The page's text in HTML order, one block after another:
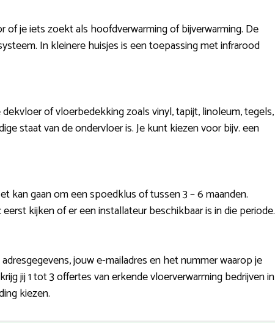
of je iets zoekt als hoofdverwarming of bijverwarming. De
In kleinere huisjes is een toepassing met infrarood
of vloerbedekking zoals vinyl, tapijt, linoleum, tegels,
staat van de ondervloer is. Je kunt kiezen voor bijv. een
kan gaan om een spoedklus of tussen 3 – 6 maanden.
kijken of er een installateur beschikbaar is in die periode.
jouw e-mailadres en het nummer waarop je
jij 1 tot 3 offertes van erkende vloerverwarming bedrijven in
kiezen.